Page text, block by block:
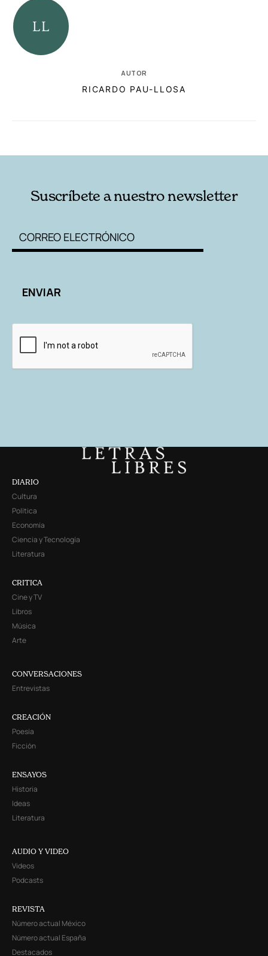
AUTOR
RICARDO PAU-LLOSA
Suscríbete a nuestro newsletter
DIARIO
Cultura
Política
Economía
Ciencia y Tecnología
Literatura
CRITICA
Cine y TV
Libros
Música
Arte
CONVERSACIONES
Entrevistas
CREACIÓN
Poesía
Ficción
ENSAYOS
Historia
Ideas
Literatura
AUDIO Y VIDEO
Videos
Podcasts
REVISTA
Número actual México
Número actual España
Destacados